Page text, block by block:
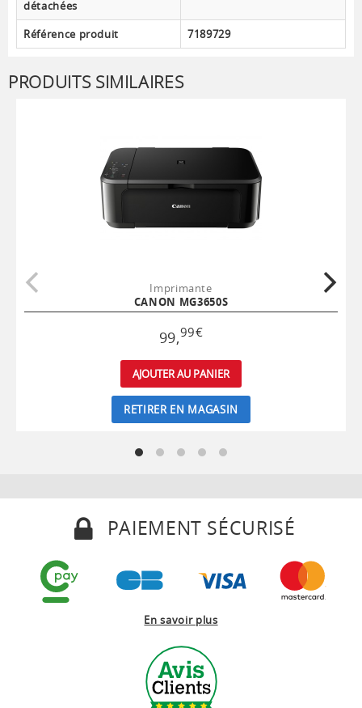
détachées
Référence produit
7189729
PRODUITS SIMILAIRES
Imprimante
CANON MG3650S
99,99€
AJOUTER AU PANIER
RETIRER EN MAGASIN
PAIEMENT SÉCURISÉ
En savoir plus